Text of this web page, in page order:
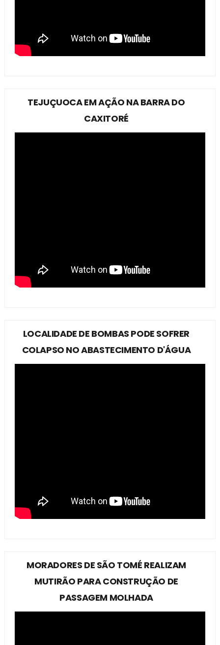
TEJUÇUOCA EM AÇÃO NA BARRA DO
CAXITORÉ
LOCALIDADE DE BOMBAS PODE SOFRER
COLAPSO NO ABASTECIMENTO D'ÁGUA
MORADORES DE SÃO TOMÉ REALIZAM
MUTIRÃO PARA CONSTRUÇÃO DE
PASSAGEM MOLHADA